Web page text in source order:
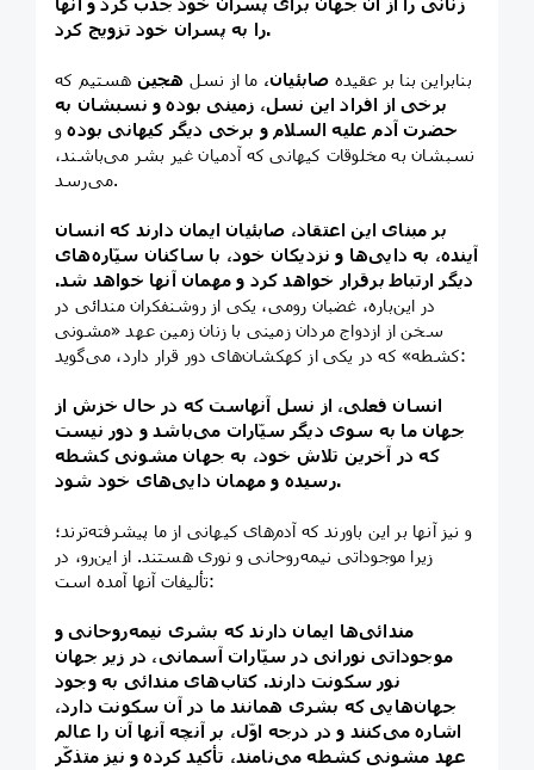
زنانی را از آن جهان برای پسران خود جذب کرد و آنها
را به پسران خود تزويج کرد.
بنابراين بنا بر عقيده صابئيان، ما از نسل هجين هستیم که
برخی از افراد اين نسل، زمينی بوده و نسبشان به
حضرت آدم علیه السلام و برخی ديگر کيهانی بودهو
نسبشان به مخلوقات کيهانی که آدميان غير بشر می‌باشند،
می‌رسد.
بر مبنای اين اعتقاد، صابئيان ايمان دارند که انسان
آينده، به دايی‌ها و نزديکان خود، با ساکنان سيّاره‌های
ديگر ارتباط برقرار خواهد کرد و مهمان آنها خواهد شد.
در این‌باره، غضبان رومی، يکی از روشنفکران مندائی در
سخن از ازدواج مردان زمينی با زنان زمين عهد «مشونی
کشطه» که در يکی از کهکشان‌های دور قرار دارد، می‌گويد:
انسان فعلی، از نسل آنهاست که در حال خزش از
جهان ما به سوی ديگر سيّارات می‌باشد و دور نيست
که در آخرين تلاش خود، به جهان مشونی کشطه
رسيده و مهمان دايی‌های خود شود.
و نيز آنها بر اين باورند که آدم‌های کيهانی از ما پيشرفته‌ترند؛
زيرا موجوداتی نيمه‌روحانی و نوری هستند. از این‌رو، در
تأليفات آنها آمده است:
مندائی‌ها ايمان دارند که بشری نيمه‌روحانی و
موجوداتی نورانی در سيّارات آسمانی، در زير جهان
نور سکونت دارند. کتاب‌های مندائی به وجود
جهان‌هايی که بشری همانند ما در آن سکونت دارد،
اشاره می‌کنند و در درجه اوّل، بر آنچه آنها آن را عالم
عهد مشونی کشطه می‌نامند، تأکيد کرده و نيز متذکّر